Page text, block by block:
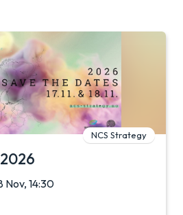
NCS Strategy
Nov, 14:30